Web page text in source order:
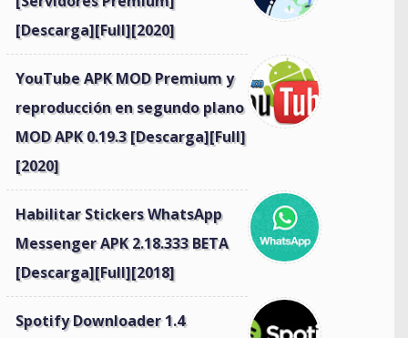
[Descarga][Full][2020]
YouTube APK MOD Premium y
reproducción en segundo plano
MOD APK 0.19.3 [Descarga][Full]
[2020]
Habilitar Stickers WhatsApp
Messenger APK 2.18.333 BETA
[Descarga][Full][2018]
Spotify Downloader 1.4